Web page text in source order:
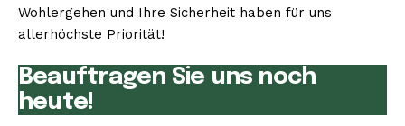
Wohlergehen und Ihre Sicherheit haben für uns
allerhöchste Priorität!
Beauftragen Sie uns noch
heute!